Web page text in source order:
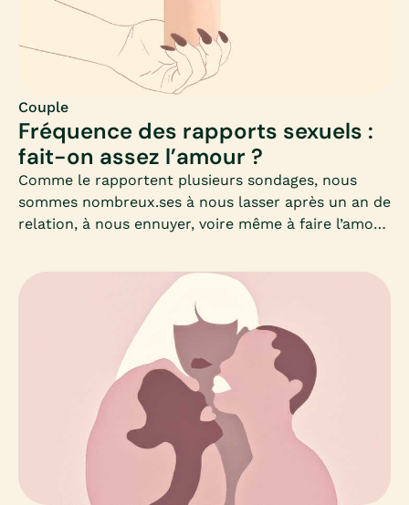
rapport existant entre le porno (et la notion
d’anonymat notamment) et notre imaginaire sexuel
: lorsque le porno tient les rênes de notre désir,
réapprenons à imaginer par nous même.
Couple
Fréquence des rapports sexuels :
fait-on assez l’amour ?
Comme le rapportent plusieurs sondages, nous
sommes nombreux.ses à nous lasser après un an de
relation, à nous ennuyer, voire même à faire l’amour
catastrophe ?La passion des débuts s’est peut-être
essoufflée, mais c’est aussi l’opportunité de
découvrir une nouvelle sexualité, plus profonde,
plus consciente et sans angoisse de fréquence ou
de rythme. Mia fait le point.